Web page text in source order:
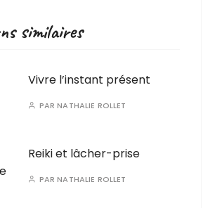
similaires
Vivre l’instant présent
PARNATHALIE ROLLET
Reiki et lâcher-prise
PARNATHALIE ROLLET